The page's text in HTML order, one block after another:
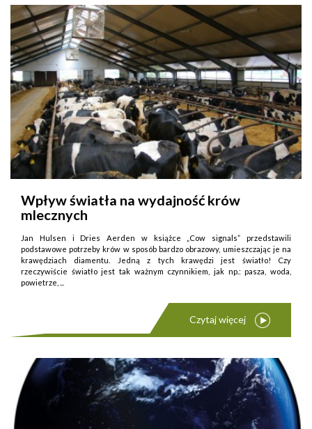
Wpływ światła na wydajność krów
mlecznych
Jan Hulsen i Dries Aerden w książce „Cow signals” przedstawili
podstawowe potrzeby krów w sposób bardzo obrazowy, umieszczając je na
krawędziach diamentu. Jedną z tych krawędzi jest światło! Czy
rzeczywiście światło jest tak ważnym czynnikiem, jak np.: pasza, woda,
powietrze, ...
Czytaj więcej